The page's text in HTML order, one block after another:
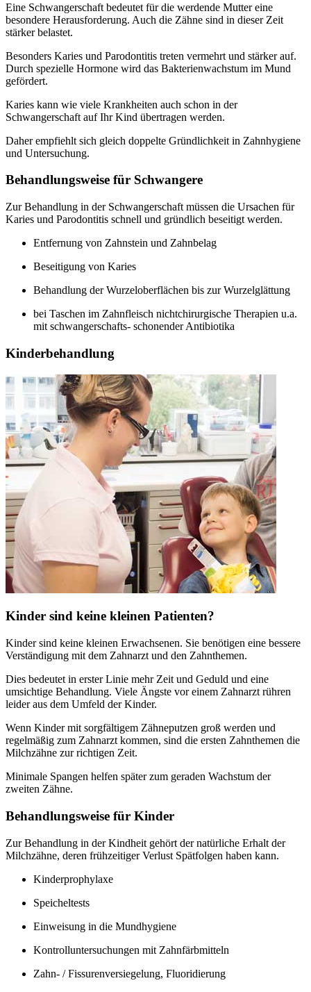
Eine Schwangerschaft bedeutet für die werdende Mutter eine
besondere Herausforderung. Auch die Zähne sind in dieser Zeit
stärker belastet.
Besonders Karies und Parodontitis treten vermehrt und stärker auf.
Durch spezielle Hormone wird das Bakterienwachstum im Mund
gefördert.
Karies kann wie viele Krankheiten auch schon in der
Schwangerschaft auf Ihr Kind übertragen werden.
Daher empfiehlt sich gleich doppelte Gründlichkeit in Zahnhygiene
und Untersuchung.
Behandlungsweise für Schwangere
Zur Behandlung in der Schwangerschaft müssen die Ursachen für
Karies und Parodontitis schnell und gründlich beseitigt werden.
Entfernung von Zahnstein und Zahnbelag
Beseitigung von Karies
Behandlung der Wurzeloberflächen bis zur Wurzelglättung
bei Taschen im Zahnfleisch nichtchirurgische Therapien u.a.
mit schwangerschafts- schonender Antibiotika
Kinderbehandlung
Kinder sind keine kleinen Patienten?
Kinder sind keine kleinen Erwachsenen. Sie benötigen eine bessere
Verständigung mit dem Zahnarzt und den Zahnthemen.
Dies bedeutet in erster Linie mehr Zeit und Geduld und eine
umsichtige Behandlung. Viele Ängste vor einem Zahnarzt rühren
leider aus dem Umfeld der Kinder.
Wenn Kinder mit sorgfältigem Zähneputzen groß werden und
regelmäßig zum Zahnarzt kommen, sind die ersten Zahnthemen die
Milchzähne zur richtigen Zeit.
Minimale Spangen helfen später zum geraden Wachstum der
zweiten Zähne.
Behandlungsweise für Kinder
Zur Behandlung in der Kindheit gehört der natürliche Erhalt der
Milchzähne, deren frühzeitiger Verlust Spätfolgen haben kann.
Kinderprophylaxe
Speicheltests
Einweisung in die Mundhygiene
Kontrolluntersuchungen mit Zahnfärbmitteln
Zahn- / Fissurenversiegelung, Fluoridierung